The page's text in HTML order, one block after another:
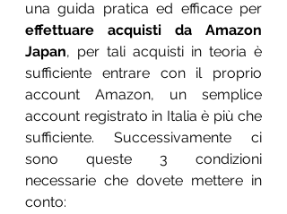
effettuare acquisti da Amazon
Japan, per tali acquisti in teoria è
sufficiente entrare con il proprio
account Amazon, un semplice
account registrato in Italia è più che
sufficiente. Successivamente ci
sono queste 3 condizioni
necessarie che dovete mettere in
conto: